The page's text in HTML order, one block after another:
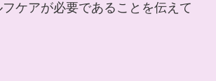
ケアが必要であることを伝えて